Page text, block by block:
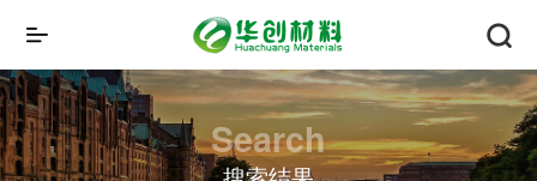
Search